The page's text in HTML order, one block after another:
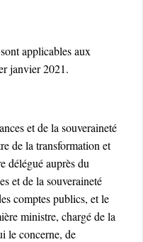
applicables aux
janvier 2021.
et de la souveraineté
de la transformation et
délégué auprès du
et de la souveraineté
comptes publics, et le
ministre, chargé de la
le concerne, de